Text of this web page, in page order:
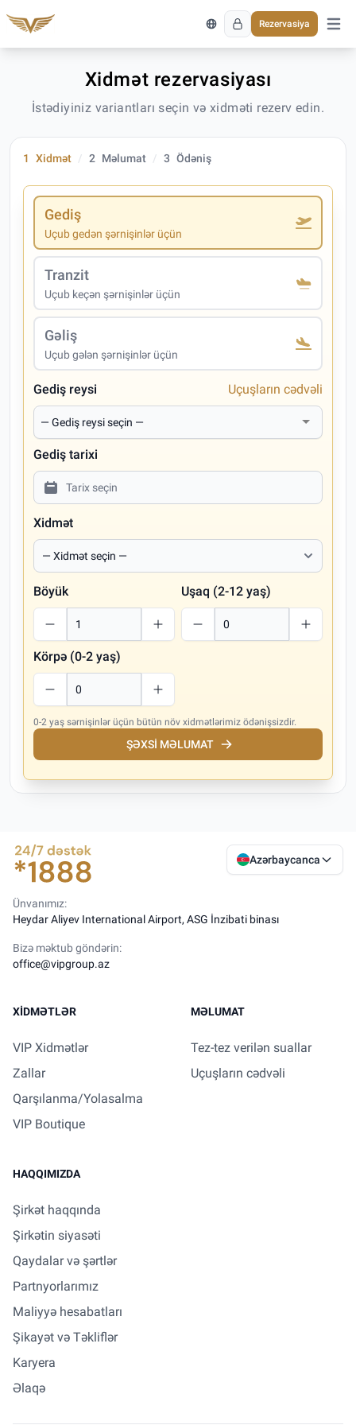
Rezervasiya
Əsas
Xidmət rezervasiyası
İstədiyiniz variantları seçin və xidməti rezerv edin.
1 Xidmət 2 Məlumat 3 Ödəniş
Gediş
Uçub gedən şərnişinlər üçün
Tranzit
Uçub keçən şərnişinlər üçün
Gəliş
Uçub gələn şərnişinlər üçün
Gediş reysi Uçuşların cədvəli
Gediş tarixi
Xidmət
Böyük Uşaq (2-12 yaş)
Körpə (0-2 yaş)
0-2 yaş sərnişinlər üçün bütün növ xidmətlərimiz ödənişsizdir.
ŞƏXSI MƏLUMAT
Azərbaycanca
Ünvanımız:
Heydar Aliyev International Airport, ASG İnzibati binası
Bizə məktub göndərin:
office@vipgroup.az
XIDMƏTLƏR
VIP Xidmətlər
Zallar
Qarşılanma/Yolasalma
VIP Boutique
MƏLUMAT
Tez-tez verilən suallar
Uçuşların cədvəli
HAQQIMIZDA
Şirkət haqqında
Şirkətin siyasəti
Qaydalar və şərtlər
Partnyorlarımız
Maliyyə hesabatları
Şikayət və Təkliflər
Karyera
Əlaqə